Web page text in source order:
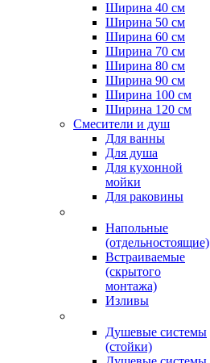
Ширина 40 см
Ширина 50 см
Ширина 60 см
Ширина 70 см
Ширина 80 см
Ширина 90 см
Ширина 100 см
Ширина 120 см
Смесители и душ
Для ванны
Для душа
Для кухонной
мойки
Для раковины
Напольные
(отдельностоящие)
Встраиваемые
(скрытого
монтажа)
Изливы
Душевые системы
(стойки)